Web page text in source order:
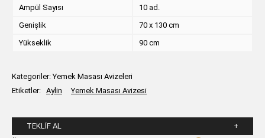
Ampül Sayısı
10 ad.
Genişlik
70 x 130 cm
Yükseklik
90 cm
Kategoriler:Yemek Masası Avizeleri
Etiketler: Aylin Yemek Masası Avizesi
TEKLIF AL